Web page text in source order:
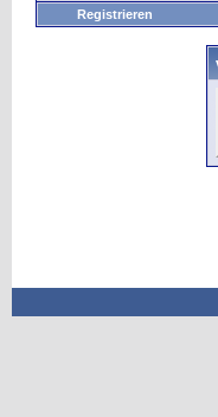
Registrieren